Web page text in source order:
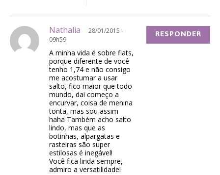
Nathalia
28/01/2015 -
09h59
A minha vida é sobre flats,
porque diferente de você
tenho 1,74 e não consigo
me acostumar a usar
salto, fico maior que todo
mundo, dai começo a
encurvar, coisa de menina
tonta, mas sou assim
haha Também acho salto
lindo, mas que as
botinhas, alpargatas e
rasteiras são super
estilosas é inegável!
Você fica linda sempre,
admiro a versatilidade!
RESPONDER